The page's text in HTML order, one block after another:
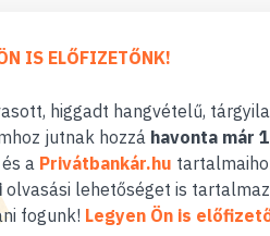
IS ELŐFIZETŐNK!
higgadt hangvételű,
jutnak hozzá havonta már
és a Privátbankár.hu
olvasási lehetőséget is
fogunk! Legyen Ön is